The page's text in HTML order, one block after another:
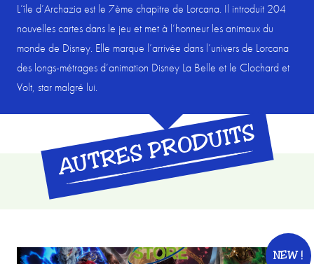
L’île d’Archazia est le 7ème chapitre de Lorcana. Il introduit 204
nouvelles cartes dans le jeu et met à l’honneur les animaux du
monde de Disney. Elle marque l’arrivée dans l’univers de Lorcana
des longs-métrages d’animation Disney La Belle et le Clochard et
Volt, star malgré lui.
AUTRES PRODUITS
NEW !